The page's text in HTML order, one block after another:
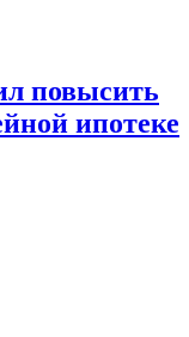
повысить
ипотеке